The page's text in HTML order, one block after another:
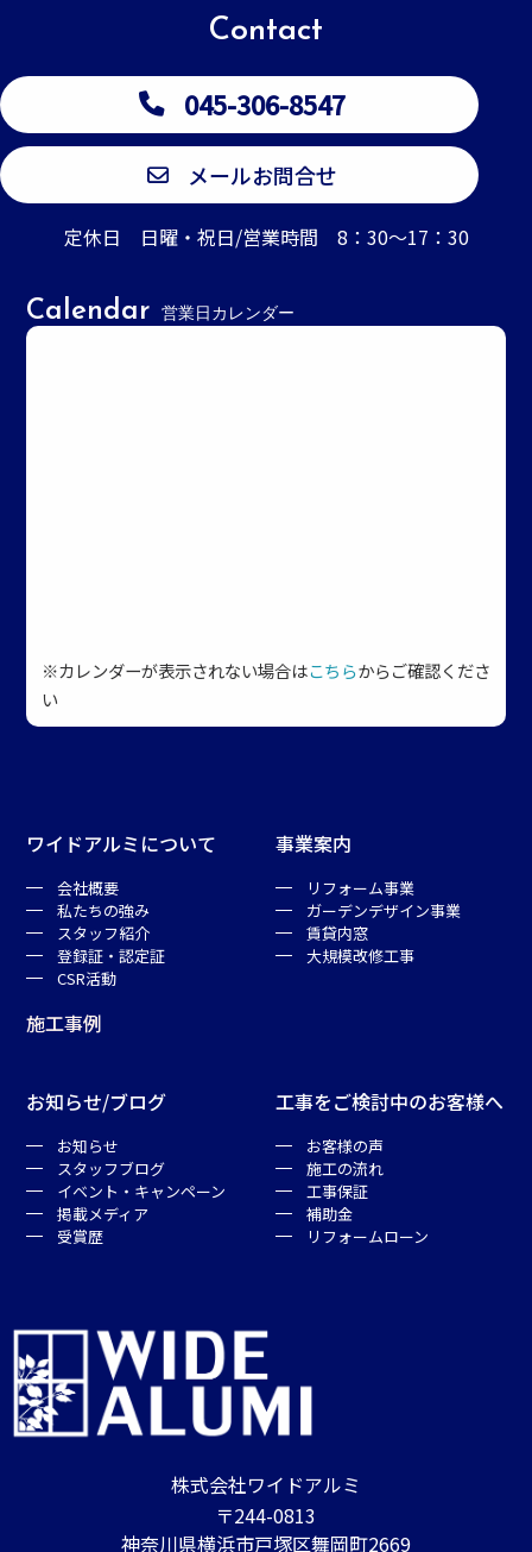
Contact
045-306-8547
メールお問合せ
定休日 日曜・祝日/営業時間 8：30～17：30
Calendar 営業日カレンダー
※カレンダーが表示されない場合はこちらからご確認くださ
い
ワイドアルミについて
会社概要
私たちの強み
スタッフ紹介
登録証・認定証
CSR活動
施工事例
事業案内
リフォーム事業
ガーデンデザイン事業
賃貸内窓
大規模改修工事
お知らせ/ブログ
お知らせ
スタッフブログ
イベント・キャンペーン
掲載メディア
受賞歴
工事をご検討中のお客様へ
お客様の声
施工の流れ
工事保証
補助金
リフォームローン
株式会社ワイドアルミ
〒244-0813
神奈川県横浜市戸塚区舞岡町2669